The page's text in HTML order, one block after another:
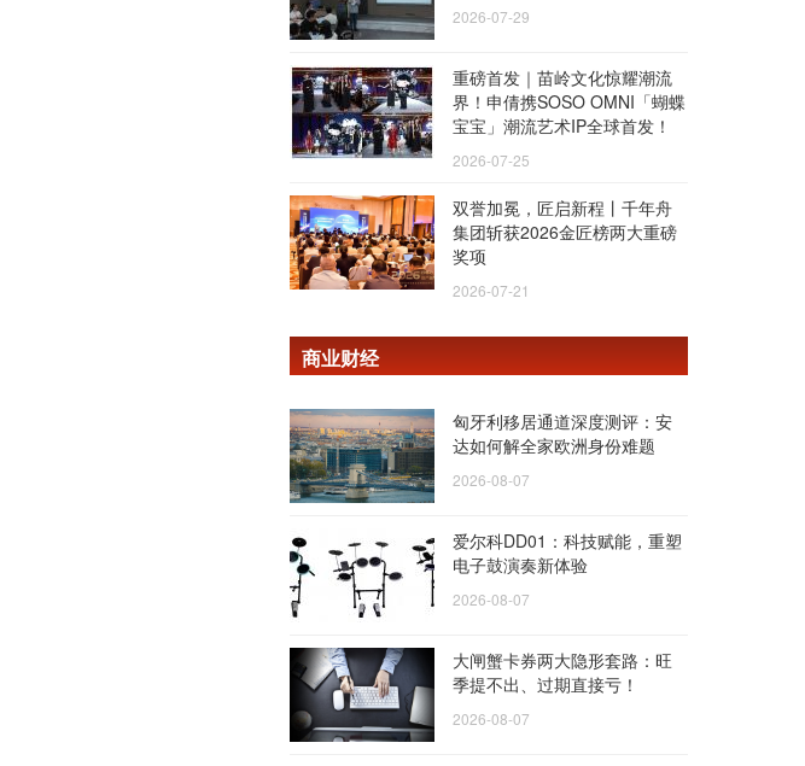
2026-07-29
重磅首发｜苗岭文化惊耀潮流
界！申倩携SOSO OMNI「蝴蝶
宝宝」潮流艺术IP全球首发！
2026-07-25
双誉加冕，匠启新程丨千年舟
集团斩获2026金匠榜两大重磅
奖项
2026-07-21
商业财经
匈牙利移居通道深度测评：安
达如何解全家欧洲身份难题
2026-08-07
爱尔科DD01：科技赋能，重塑
电子鼓演奏新体验
2026-08-07
大闸蟹卡券两大隐形套路：旺
季提不出、过期直接亏！
2026-08-07